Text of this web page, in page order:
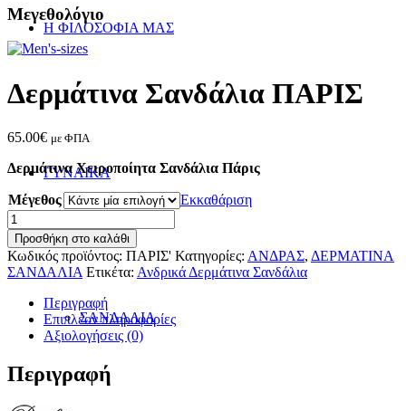
Η ΦΙΛΟΣΟΦΙΑ ΜΑΣ
ΓΥΝΑΙΚΑ
ΣΑΝΔΑΛΙΑ
Μεγεθολόγιο
Δερμάτινα Σανδάλια ΠΑΡΙΣ
65.00€ με ΦΠΑ
Δερμάτινα Χειροποίητα Σανδάλια Πάρις
Μέγεθος
Εκκαθάριση
Δερμάτινα
Σανδάλια
ΠΑΡΙΣ
ποσότητα
Προσθήκη στο καλάθι
Κωδικός προϊόντος: ΠΑΡΙΣ' Κατηγορίες: ΑΝΔΡΑΣ, ΔΕΡΜΑΤΙΝΑ
ΣΑΝΔΑΛΙΑ Ετικέτα: Ανδρικά Δερμάτινα Σανδάλια
Περιγραφή
Επιπλέον πληροφορίες
Αξιολογήσεις (0)
Περιγραφή